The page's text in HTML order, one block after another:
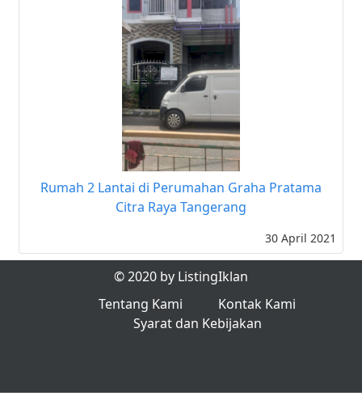
Rumah 2 Lantai di Perumahan Graha Pratama
Citra Raya Tangerang
30 April 2021
© 2020 by ListingIklan
Tentang Kami
Kontak Kami
Syarat dan Kebijakan